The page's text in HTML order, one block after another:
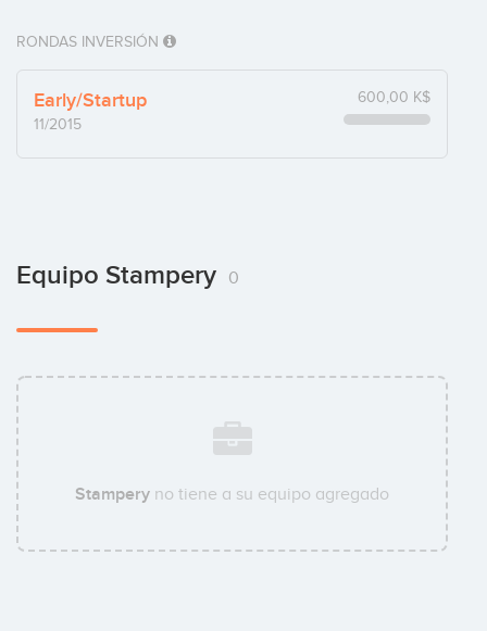
RONDAS INVERSIÓN
Early/Startup
11/2015
600,00 K$
Equipo Stampery 0
Stampery no tiene a su equipo agregado